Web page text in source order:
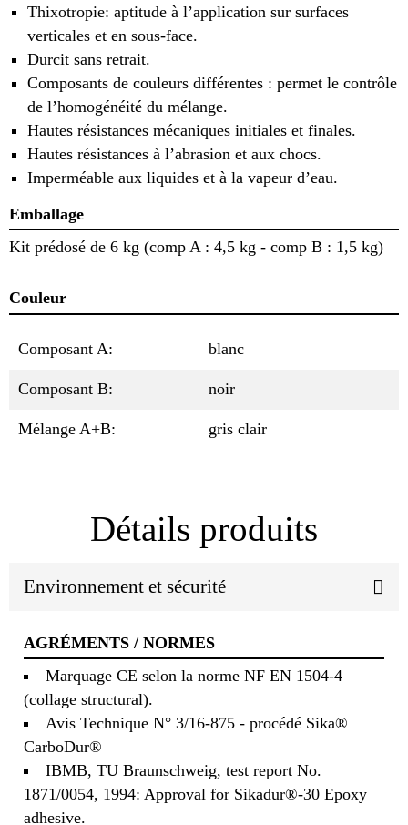
Thixotropie: aptitude à l’application sur surfaces
verticales et en sous-face.
Durcit sans retrait.
Composants de couleurs différentes : permet le contrôle
de l’homogénéité du mélange.
Hautes résistances mécaniques initiales et finales.
Hautes résistances à l’abrasion et aux chocs.
Imperméable aux liquides et à la vapeur d’eau.
Emballage
Kit prédosé de 6 kg (comp A : 4,5 kg - comp B : 1,5 kg)
Couleur
Composant A: blanc
Composant B: noir
Mélange A+B: gris clair
Détails produits
Environnement et sécurité
AGRÉMENTS / NORMES
Marquage CE selon la norme NF EN 1504-4
(collage structural).
Avis Technique N° 3/16-875 - procédé Sika®
CarboDur®
IBMB, TU Braunschweig, test report No.
1871/0054, 1994: Approval for Sikadur®-30 Epoxy
adhesive.